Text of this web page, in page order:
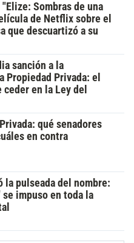
Sombras de una
de Netflix sobre el
que descuartizó a su
sanción a la
Propiedad Privada: el
en la Ley del
qué senadores
en contra
la pulseada del nombre:
se impuso en toda la